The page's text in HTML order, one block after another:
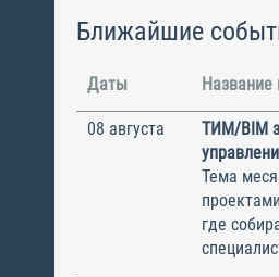
Ближайшие
Даты Название
08 августа
ТИМ/BIM
Тема
где